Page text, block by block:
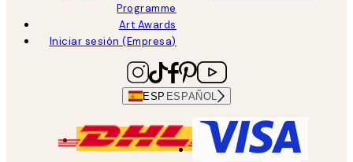
Programme
Art Awards
Iniciar sesión (Empresa)
ESP ESPAÑOL